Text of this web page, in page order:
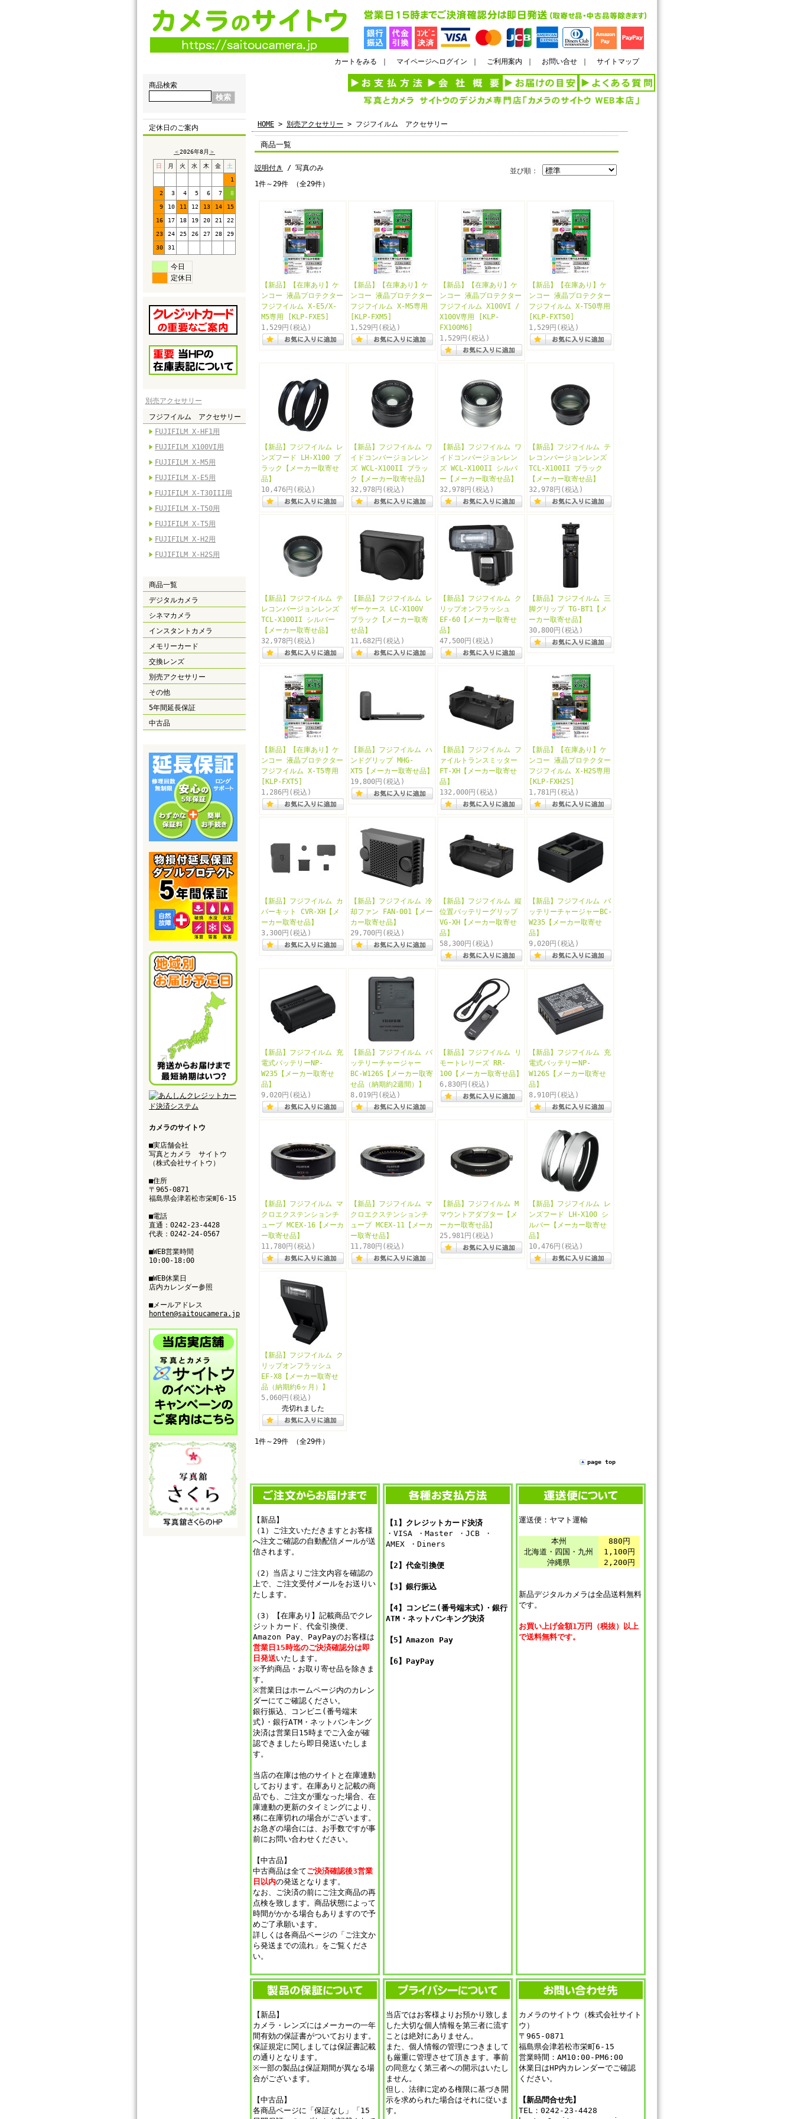
カートをみる マイページへログイン ご利用案内 お問い合せ サイトマップ
商品検索
定休日のご案内
＜2026年8月 ＞
日 月 火 水 木 金 土
1
2 3 4 5 6 7 8
9 10 11 12 13 14 15
16 17 18 19 20 21 22
23 24 25 26 27 28 29
30 31
今日
定休日
別売アクセサリー
フジフイルム アクセサリー
FUJIFILM X-HF1用
FUJIFILM X100VI用
FUJIFILM X-M5用
FUJIFILM X-E5用
FUJIFILM X-T30III用
FUJIFILM X-T50用
FUJIFILM X-T5用
FUJIFILM X-H2用
FUJIFILM X-H2S用
商品一覧
デジタルカメラ
シネマカメラ
インスタントカメラ
メモリーカード
交換レンズ
別売アクセサリー
その他
5年間延長保証
中古品
カメラのサイトウ
■実店舗会社
写真とカメラ サイトウ
（株式会社サイトウ）
■住所
〒965-0871
福島県会津若松市栄町6-15
■電話
直通：0242-23-4428
代表：0242-24-0567
■WEB営業時間
10:00-18:00
■WEB休業日
店内カレンダー参照
■メールアドレス
honten@saitoucamera.jp
HOME > 別売アクセサリー > フジフイルム アクセサリー
商品一覧
並び順：
説明付き
/ 写真のみ
1件～29件 （全29件）
【新品】【在庫あり】ケ
ンコー 液晶プロテクター
フジフイルム X-E5/X-
M5専用 [KLP-FXE5]
1,529円 (税込)
【新品】【在庫あり】ケ
ンコー 液晶プロテクター
フジフイルム X-M5専用
[KLP-FXM5]
1,529円 (税込)
【新品】【在庫あり】ケ
ンコー 液晶プロテクター
フジフイルム X100VI /
X100V専用 [KLP-
FX100M6]
1,529円 (税込)
【新品】【在庫あり】ケ
ンコー 液晶プロテクター
フジフイルム X-T50専用
[KLP-FXT50]
1,529円 (税込)
【新品】フジフイルム レ
ンズフード LH-X100 ブ
ラック【メーカー取寄せ
品】
10,476円 (税込)
【新品】フジフイルム ワ
イドコンバージョンレン
ズ WCL-X100II ブラッ
ク【メーカー取寄せ品】
32,978円 (税込)
【新品】フジフイルム ワ
イドコンバージョンレン
ズ WCL-X100II シルバ
ー【メーカー取寄せ品】
32,978円 (税込)
【新品】フジフイルム テ
レコンバージョンレンズ
TCL-X100II ブラック
【メーカー取寄せ品】
32,978円 (税込)
【新品】フジフイルム テ
レコンバージョンレンズ
TCL-X100II シルバー
【メーカー取寄せ品】
32,978円 (税込)
【新品】フジフイルム レ
ザーケース LC-X100V
ブラック【メーカー取寄
せ品】
11,682円 (税込)
【新品】フジフイルム ク
リップオンフラッシュ
EF-60【メーカー取寄せ
品】
47,500円 (税込)
【新品】フジフイルム 三
脚グリップ TG-BT1【メ
ーカー取寄せ品】
30,800円 (税込)
【新品】【在庫あり】ケ
ンコー 液晶プロテクター
フジフイルム X-T5専用
[KLP-FXT5]
1,286円 (税込)
【新品】フジフイルム ハ
ンドグリップ MHG-
XT5【メーカー取寄せ品】
19,800円 (税込)
【新品】フジフイルム フ
ァイルトランスミッター
FT-XH【メーカー取寄せ
品】
132,000円 (税込)
【新品】【在庫あり】ケ
ンコー 液晶プロテクター
フジフイルム X-H2S専用
[KLP-FXH2S]
1,781円 (税込)
【新品】フジフイルム カ
バーキット CVR-XH【メ
ーカー取寄せ品】
3,300円 (税込)
【新品】フジフイルム 冷
却ファン FAN-001【メー
カー取寄せ品】
29,700円 (税込)
【新品】フジフイルム 縦
位置バッテリーグリップ
VG-XH【メーカー取寄せ
品】
58,300円 (税込)
【新品】フジフイルム バ
ッテリーチャージャーBC-
W235【メーカー取寄せ
品】
9,020円 (税込)
【新品】フジフイルム 充
電式バッテリーNP-
W235【メーカー取寄せ
品】
9,020円 (税込)
【新品】フジフイルム バ
ッテリーチャージャー
BC-W126S【メーカー取寄
せ品（納期約2週間）】
8,019円 (税込)
【新品】フジフイルム リ
モートレリーズ RR-
100【メーカー取寄せ品】
6,830円 (税込)
【新品】フジフイルム 充
電式バッテリーNP-
W126S【メーカー取寄せ
品】
8,910円 (税込)
【新品】フジフイルム マ
クロエクステンションチ
ューブ MCEX-16【メーカ
ー取寄せ品】
11,780円 (税込)
【新品】フジフイルム マ
クロエクステンションチ
ューブ MCEX-11【メーカ
ー取寄せ品】
11,780円 (税込)
【新品】フジフイルム M
マウントアダプター【メ
ーカー取寄せ品】
25,981円 (税込)
【新品】フジフイルム レ
ンズフード LH-X100 シ
ルバー【メーカー取寄せ
品】
10,476円 (税込)
【新品】フジフイルム ク
リップオンフラッシュ
EF-X8【メーカー取寄せ
品（納期約6ヶ月）】
5,060円 (税込)
売切れました
1件～29件 （全29件）
page top
【新品】
（1）ご注文いただきますとお客様
へ注文ご確認の自動配信メールが送
信されます。
（2）当店よりご注文内容を確認の
上で、ご注文受付メールをお送りい
たします。
（3）【在庫あり】記載商品でクレ
ジットカード、代金引換便、
Amazon Pay、PayPayのお客様は
営業日15時迄のご決済確認分は即
日発送いたします。
※予約商品・お取り寄せ品を除きま
す。
※営業日はホームページ内のカレン
ダーにてご確認ください。
銀行振込、コンビニ(番号端末
式)・銀行ATM・ネットバンキング
決済は営業日15時までご入金が確
認できましたら即日発送いたしま
す。
当店の在庫は他のサイトと在庫連動
しております。在庫ありと記載の商
品でも、ご注文が重なった場合、在
庫連動の更新のタイミングにより、
稀に在庫切れの場合がございます。
お急ぎの場合には、お手数ですが事
前にお問い合わせください。
【中古品】
中古商品は全てご決済確認後3営業
日以内の発送となります。
なお、ご決済の前にご注文商品の再
点検を致します。商品状態によって
時間がかかる場合もありますので予
めご了承願います。
詳しくは各商品ページの「ご注文か
ら発送までの流れ」をご覧くださ
い。
【1】クレジットカード決済
・VISA ・Master ・JCB ・
AMEX ・Diners
【2】代金引換便
【3】銀行振込
【4】
コンビニ(番号端末式)・銀行
ATM・ネットバンキング決済
【5】Amazon Pay
【6】PayPay
運送便：ヤマト運輸
本州
880円
北海道・四国・九州
1,100円
沖縄県
2,200円
新品デジタルカメラは全品送料無料
です。
お買い上げ金額1万円（税抜）以上
で送料無料です。
【新品】
カメラ・レンズにはメーカーの一年
間有効の保証書がついております。
保証規定に関しましては保証書記載
の通りとなります。
※一部の製品は保証期間が異なる場
合がございます。
【中古品】
各商品ページに「保証なし」「15
当店ではお客様よりお預かり致しま
した大切な個人情報を第三者に流す
ことは絶対にありません。
また、個人情報の管理につきまして
も厳重に管理させて頂きます。事前
の同意なく第三者への開示はいたし
ません。
但し、法律に定める権限に基づき開
示を求められた場合はそれに従いま
す。
カメラのサイトウ（株式会社サイト
ウ）
〒965-0871
福島県会津若松市栄町6-15
営業時間：AM10:00-PM6:00
休業日はHP内カレンダーでご確認
ください。
【新品問合せ先】
TEL：0242-23-4428